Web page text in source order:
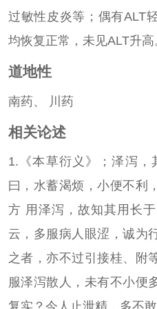
过敏性皮炎等；偶有ALT
均恢复正常，未见ALT升高
道地性
南药、 川药
相关论述
1.《本草衍义》；泽泻
曰，水蓄渴烦，小便不利
方 用泽泻，故知其用长
云，多服病人眼涩，诚为
之者，亦不过引接桂、附
服泽泻散人，未有不小便